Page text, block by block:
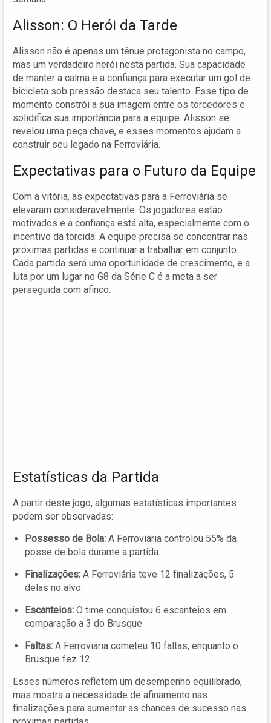
Alisson: O Herói da Tarde
Alisson não é apenas um tênue protagonista no campo,
mas um verdadeiro herói nesta partida. Sua capacidade
de manter a calma e a confiança para executar um gol de
bicicleta sob pressão destaca seu talento. Esse tipo de
momento constrói a sua imagem entre os torcedores e
solidifica sua importância para a equipe. Alisson se
revelou uma peça chave, e esses momentos ajudam a
construir seu legado na Ferroviária.
Expectativas para o Futuro da Equipe
Com a vitória, as expectativas para a Ferroviária se
elevaram consideravelmente. Os jogadores estão
motivados e a confiança está alta, especialmente com o
incentivo da torcida. A equipe precisa se concentrar nas
próximas partidas e continuar a trabalhar em conjunto.
Cada partida será uma oportunidade de crescimento, e a
luta por um lugar no G8 da Série C é a meta a ser
perseguida com afinco.
Estatísticas da Partida
A partir deste jogo, algumas estatísticas importantes
podem ser observadas:
Possesso de Bola: A Ferroviária controlou 55% da
posse de bola durante a partida.
Finalizações: A Ferroviária teve 12 finalizações, 5
delas no alvo.
Escanteios: O time conquistou 6 escanteios em
comparação a 3 do Brusque.
Faltas: A Ferroviária cometeu 10 faltas, enquanto o
Brusque fez 12.
Esses números refletem um desempenho equilibrado,
mas mostra a necessidade de afinamento nas
finalizações para aumentar as chances de sucesso nas